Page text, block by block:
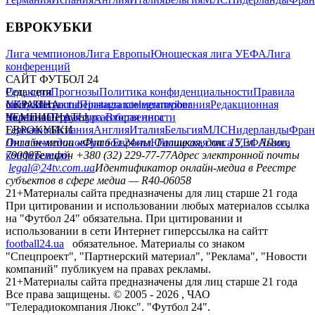
ЕВРОКУБКИ
Лига чемпионовЛига ЕвропыЮношеская лига УЕФАЛига
конференций
САЙТ ФУТБОЛ 24
РедакцияПрогнозыПолитика конфиденциальностиПравила
сайтуКонтактыПравила комментированияРедакционная
политикаСтруктура собственности
Соц. сети
facebookxyoutubeinstagramtelegramviber
УКРАИНА
УкраинаПервая лигаВторая лига
ЧЕМПИОНАТЫ
ГерманияИспанияАнглияИталияБельгияМЛСНидерланды
ЕВРОКУБКИ
Лига чемпионовЛига ЕвропыЮношеская лига УЕФАЛига
конференций
Онлайн-медиа «Футбол 24»пл. Галицкая, дом. 15, м. Львов,
79008Телефон +380 (32) 229-77-77Адрес электронной почты
legal@24tv.com.uaИдентификатор онлайн-медиа в Реестре
субъектов в сфере медиа — R40-06058
21+Материалы сайта предназначены для лиц старше 21 года
При цитировании и использовании любых материалов ссылка
на "Футбол 24" обязательна. При цитировании и
использовании в сети Интернет гиперссылка на сайтт
football24.ua
обязательное. Материалы со знаком
"Спецпроект", "Партнерский материал", "Реклама", "Новости
компаний" публикуем на правах рекламы.
21+Материалы сайта предназначены для лиц старше 21 года
Все права защищены. © 2005 - 2026 , ЧАО
"Телерадиокомпания Люкс". "Футбол 24".